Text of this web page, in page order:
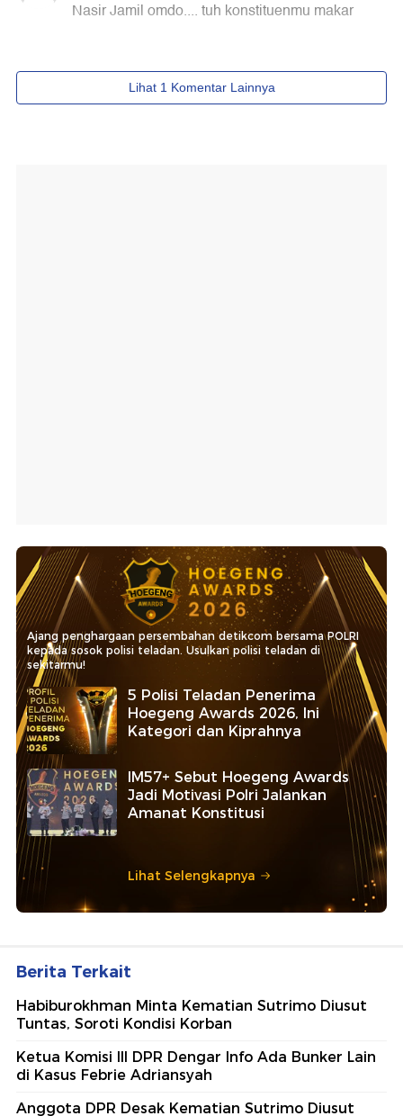
Ajang penghargaan persembahan detikcom bersama POLRI
kepada sosok polisi teladan. Usulkan polisi teladan di
sekitarmu!
5 Polisi Teladan Penerima
Hoegeng Awards 2026, Ini
Kategori dan Kiprahnya
IM57+ Sebut Hoegeng Awards
Jadi Motivasi Polri Jalankan
Amanat Konstitusi
Lihat Selengkapnya
Berita Terkait
Habiburokhman Minta Kematian Sutrimo Diusut
Tuntas, Soroti Kondisi Korban
Ketua Komisi III DPR Dengar Info Ada Bunker Lain
di Kasus Febrie Adriansyah
Anggota DPR Desak Kematian Sutrimo Diusut